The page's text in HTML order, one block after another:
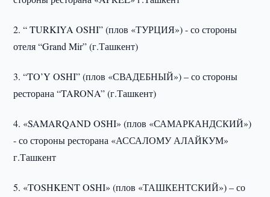
2. “ TURKIYA OSHI” (плов «ТУРЦИЯ») - со стороны
отеля “Grand Mir” (г.Ташкент)
3. “TO’Y OSHI” (плов «СВАДЕБНЫЙ») – со стороны
ресторана “TARONA” (г.Ташкент)
4. «SAMARQAND OSHI» (плов «САМАРКАНДСКИЙ»)
- со стороны ресторана «АССАЛОМУ АЛАЙКУМ»
г.Ташкент
5. «TOSHKENT OSHI» (плов «ТАШКЕНТСКИЙ») – со